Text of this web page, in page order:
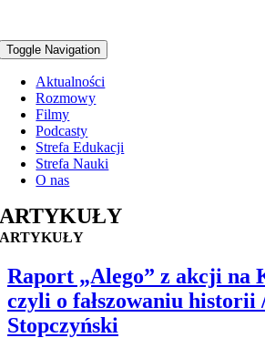
Toggle Navigation
Aktualności
Rozmowy
Filmy
Podcasty
Strefa Edukacji
Strefa Nauki
O nas
ARTYKUŁY
ARTYKUŁY
Raport „Alego” z akcji na
czyli o fałszowaniu historii
Stopczyński